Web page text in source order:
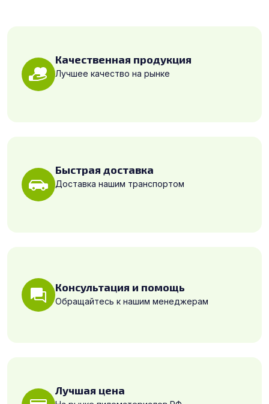
Качественная продукция
Лучшее качество на рынке
Быстрая доставка
Доставка нашим транспортом
Консультация и помощь
Обращайтесь к нашим менеджерам
Лучшая цена